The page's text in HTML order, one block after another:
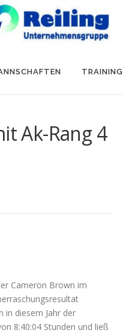
TRAINING
Ak-Rang 4
Cameron Brown im
in diesem Jahr der
8:40:04 Stunden und ließ